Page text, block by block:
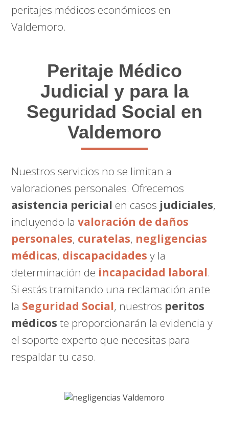
peritajes médicos económicos en
Valdemoro.
Peritaje Médico
Judicial y para la
Seguridad Social en
Valdemoro
Nuestros servicios no se limitan a
valoraciones personales. Ofrecemos
asistencia pericial en casos judiciales,
incluyendo lavaloración de daños
personales, curatelas, negligencias
médicas, discapacidades y la
determinación de incapacidad laboral.
Si estás tramitando una reclamación ante
la Seguridad Social, nuestros peritos
médicos te proporcionarán la evidencia y
el soporte experto que necesitas para
respaldar tu caso.